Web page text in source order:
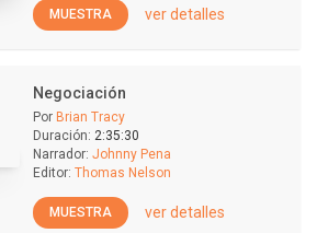
MUESTRA ver detalles
Negociación
Por Brian Tracy
Duración: 2:35:30
Narrador: Johnny Pena
Editor: Thomas Nelson
MUESTRA ver detalles